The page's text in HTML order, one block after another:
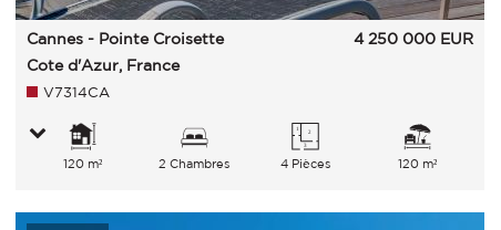
Cannes - Pointe Croisette
Cote d'Azur, France
4 250 000 EUR
V7314CA
120 m² 2 Chambres 4 Pièces 120 m²